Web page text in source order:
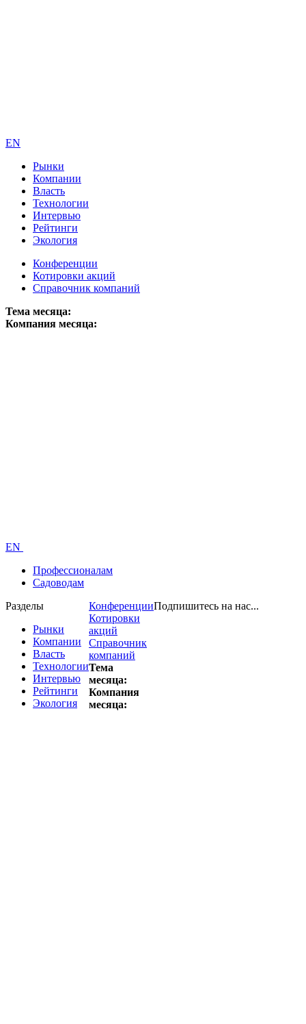
EN
Рынки
Компании
Власть
Технологии
Интервью
Рейтинги
Экология
Конференции
Котировки акций
Справочник компаний
Тема месяца:
Компания месяца:
EN
Профессионалам
Садоводам
Разделы
Рынки
Компании
Власть
Технологии
Интервью
Рейтинги
Экология
Конференции
Котировки
акций
Справочник
компаний
Тема
месяца:
Компания
месяца:
Подпишитесь на нас...